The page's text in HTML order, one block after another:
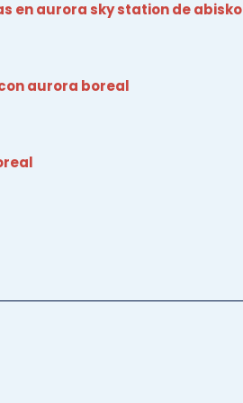
en aurora sky station de abisko
aurora boreal